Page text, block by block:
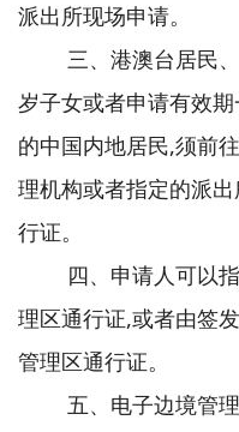
派出所现场申请。
三、港澳台居民
岁子女或者申请有效
的中国内地居民,须前
理机构或者指定的派
行证。
四、申请人可以
理区通行证,或者由签
管理区通行证。
五、电子边境管